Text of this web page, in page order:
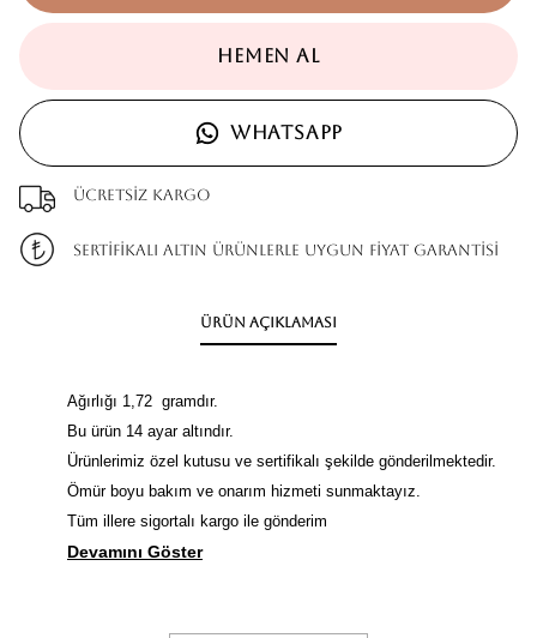
HEMEN AL
WHATSAPP
Ücretsiz kargo
SERTİFİKALI ALTIN ÜRÜNLERLE UYGUN FİYAT GARANTİSİ
Ürün Açıklaması
Ağırlığı 1,72 gramdır.
Bu ürün 14 ayar altındır.
Ürünlerimiz özel kutusu ve sertifikalı şekilde gönderilmektedir.
Ömür boyu bakım ve onarım hizmeti sunmaktayız.
Tüm illere sigortalı kargo ile gönderim
Devamını Göster